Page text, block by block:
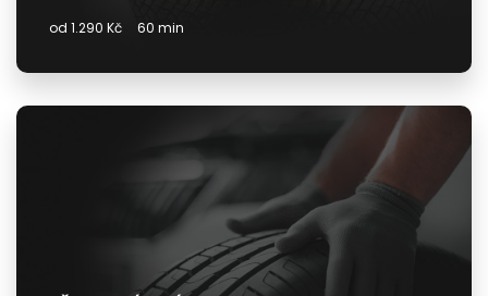
od 1.290 Kč 60 min